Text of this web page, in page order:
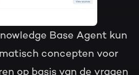
Base Agent kun
concepten voor
op basis van de vragen